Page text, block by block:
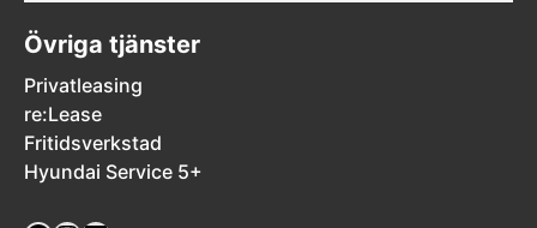
Övriga tjänster
Privatleasing
re:Lease
Fritidsverkstad
Hyundai Service 5+